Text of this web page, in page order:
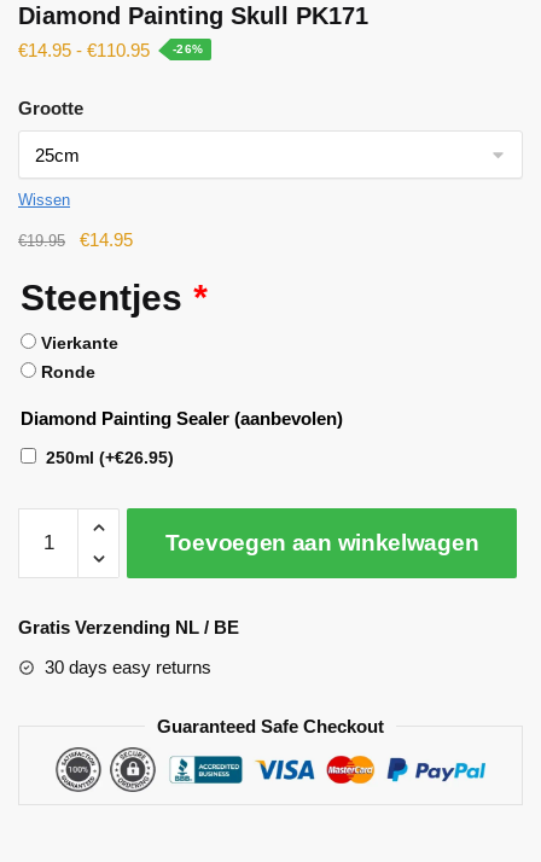
Diamond Painting Skull PK171
€14.95 - €110.95 -26%
Grootte
Wissen
€19.95 €14.95
Steentjes *
Vierkante
Ronde
Diamond Painting Sealer (aanbevolen)
250ml (+€26.95)
Toevoegen aan winkelwagen
l
e
Gratis Verzending NL / BE
30 days easy returns
Guaranteed Safe Checkout